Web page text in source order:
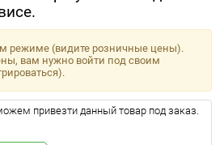
режиме (видите розничные цены).
вам нужно войти под своим
привезти данный товар под заказ.